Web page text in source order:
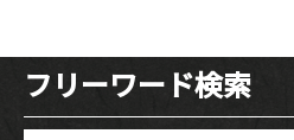
フリーワード検索